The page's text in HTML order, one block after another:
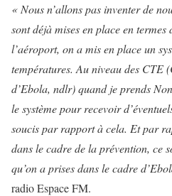
« Nous n’allons pas inventer de
sont déjà mises en place en termes
l’aéroport, on a mis en place un
températures. Au niveau des CTE
d’Ebola, ndlr) quand je prends
le système pour recevoir
soucis par rapport à cela. Et par
dans le cadre de la prévention, ce
qu’on a prises dans le cadre
radio Espace FM.